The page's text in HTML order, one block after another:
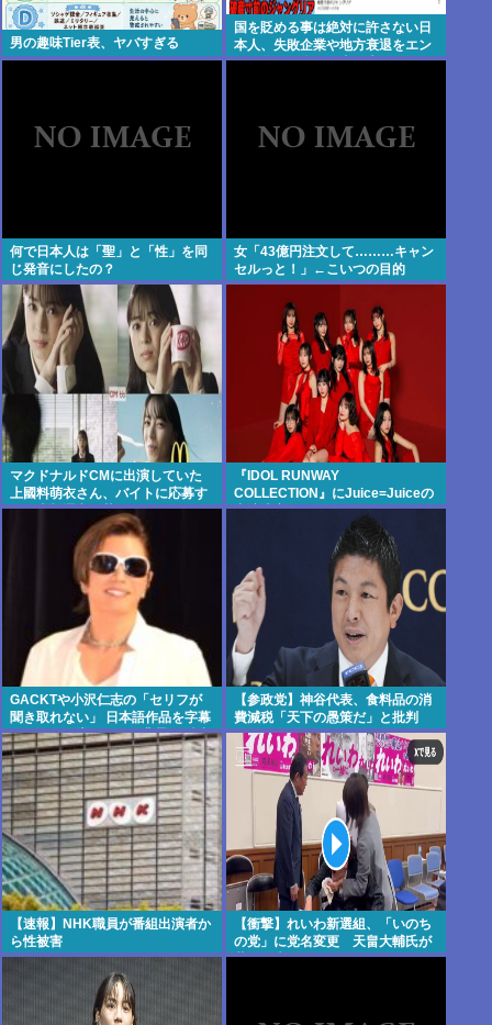
男の趣味Tier表、ヤバすぎる
国を貶める事は絶対に許さない日
本人、失敗企業や地方衰退をエン
タメ化して楽しむ事は大好きだっ
何で日本人は「聖」と「性」を同
じ発音にしたの？
女「43億円注文して………キャン
セルっと！」←こいつの目的
マクドナルドCMに出演していた
上國料萌衣さん、バイトに応募す
るも書類選考で落ちる
『IDOL RUNWAY
COLLECTION』にJuice=Juiceの
出演決定
GACKTや小沢仁志の「セリフが
聞き取れない」 日本語作品を字幕
で見る人が増えている背景… 聴力
低下が原因ではない？
【参政党】神谷代表、食料品の消
費減税「天下の愚策だ」と批判
★3
【速報】NHK職員が番組出演者か
ら性被害
【衝撃】れいわ新選組、「いのち
の党」に党名変更 天畠大輔氏が
共同代表へ